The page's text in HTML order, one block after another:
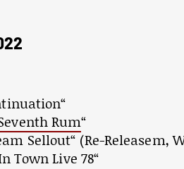
Rum“
Sellout“ (Re-Releasem,
Town Live 78“